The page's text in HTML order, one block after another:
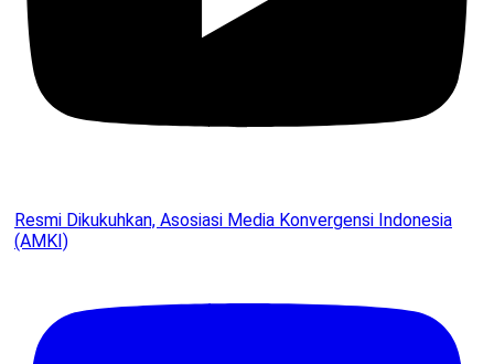
Resmi Dikukuhkan, Asosiasi Media Konvergensi Indonesia
(AMKI)